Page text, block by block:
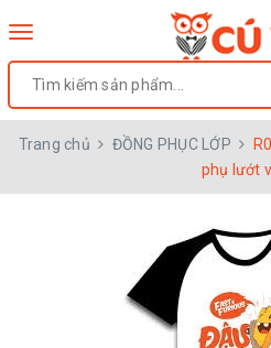
Toggle
Trang chủ ĐỒNG PHỤC LỚP
phụ lướt